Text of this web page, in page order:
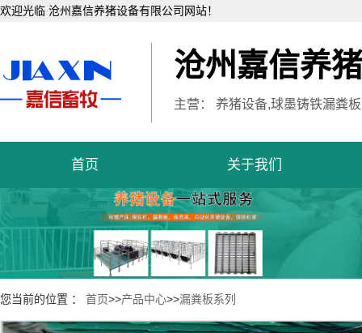
欢迎光临 沧州嘉信养猪设备有限公司网站！
沧州嘉信养
主营： 养猪设备,球墨铸铁漏粪
首页 关于我们
您当前的位置 ： 首页>>产品中心>>漏粪板系列